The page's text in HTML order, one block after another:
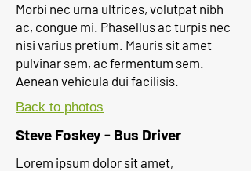
Morbi nec urna ultrices, volutpat nibh
ac, congue mi. Phasellus ac turpis nec
nisi varius pretium. Mauris sit amet
pulvinar sem, ac fermentum sem.
Aenean vehicula dui facilisis.
Back to photos
Steve Foskey - Bus Driver
Lorem ipsum dolor sit amet,